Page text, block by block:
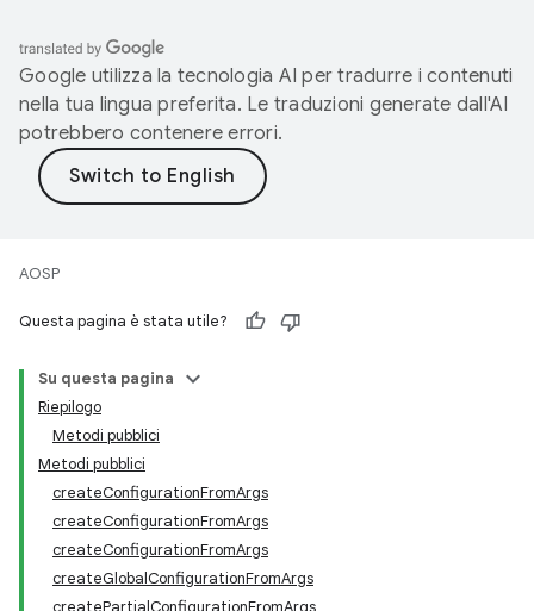
Google utilizza la tecnologia AI per tradurre i contenuti
nella tua lingua preferita. Le traduzioni generate dall'AI
potrebbero contenere errori.
AOSP
Questa pagina è stata utile?
Su questa pagina
Riepilogo
Metodi pubblici
Metodi pubblici
createConfigurationFromArgs
createConfigurationFromArgs
createConfigurationFromArgs
createGlobalConfigurationFromArgs
createPartialConfigurationFromArgs